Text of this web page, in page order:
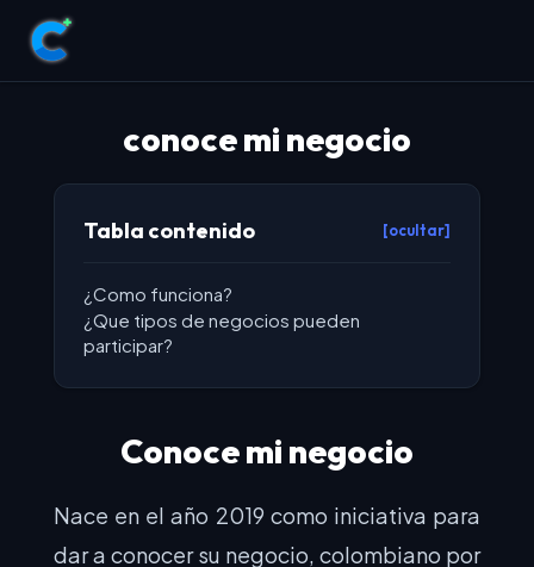
conoce mi negocio
Tabla contenido [ocultar]
¿Como funciona?
¿Que tipos de negocios pueden
participar?
Conoce mi negocio
Nace en el año 2019 como iniciativa para
dar a conocer su negocio, colombiano por